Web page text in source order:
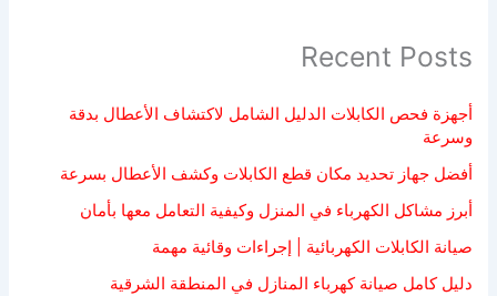
Recent Posts
أجهزة فحص الكابلات الدليل الشامل لاكتشاف الأعطال بدقة
وسرعة
أفضل جهاز تحديد مكان قطع الكابلات وكشف الأعطال بسرعة
أبرز مشاكل الكهرباء في المنزل وكيفية التعامل معها بأمان
صيانة الكابلات الكهربائية | إجراءات وقائية مهمة
دليل كامل صيانة كهرباء المنازل في المنطقة الشرقية